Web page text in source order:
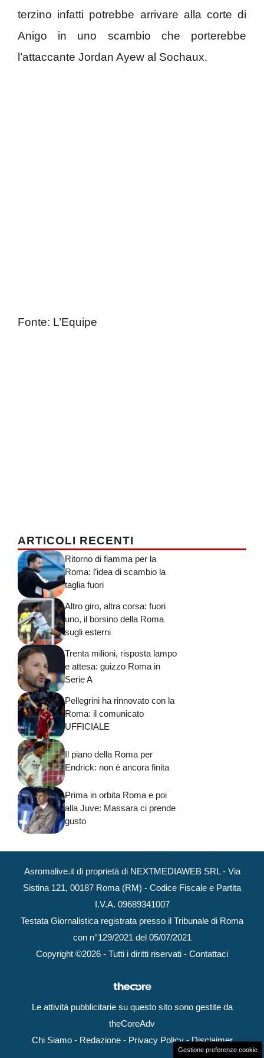
terzino infatti potrebbe arrivare alla corte di
Anigo in uno scambio che porterebbe
l’attaccante Jordan Ayew al Sochaux.
Fonte: L’Equipe
ARTICOLI RECENTI
Ritorno di fiamma per la
Roma: l’idea di scambio la
taglia fuori
Altro giro, altra corsa: fuori
uno, il borsino della Roma
sugli esterni
Trenta milioni, risposta lampo
e attesa: guizzo Roma in
Serie A
Pellegrini ha rinnovato con la
Roma: il comunicato
UFFICIALE
Il piano della Roma per
Endrick: non è ancora finita
Prima in orbita Roma e poi
alla Juve: Massara ci prende
gusto
Asromalive.it di proprietà di NEXTMEDIAWEB SRL - Via
Sistina 121, 00187 Roma (RM) - Codice Fiscale e Partita
I.V.A. 09689341007
Testata Giornalistica registrata presso il Tribunale di Roma
con n°129/2021 del 05/07/2021
Copyright ©2026 - Tutti i diritti riservati - Contattaci
Le attività pubblicitarie su questo sito sono gestite da
theCoreAdv
Chi Siamo- Redazione- Privacy Policy-Disclaimer
Gestione preferenze cookie